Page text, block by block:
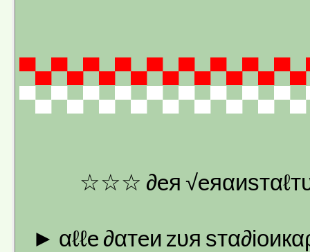
☆☆☆ ∂eя
► αℓℓe ∂αтeи zυя